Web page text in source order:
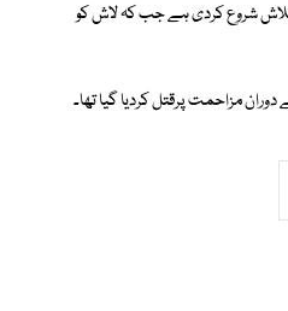
تلاش شروع کردی ہے جب کہ لاش کو